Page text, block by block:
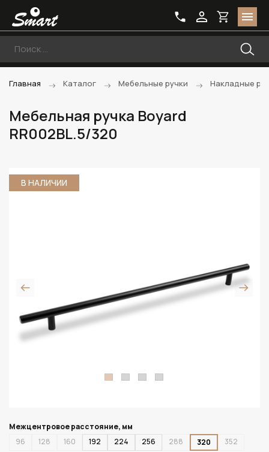
Главная Каталог Мебельные ручки Накладные
Мебельная ручка Boyard
RR002BL.5/320
В НАЛИЧИИ
Межцентровое расстояние, мм
96
128 160 192 224 256 288 320
352